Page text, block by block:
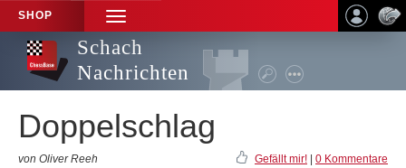
SHOP
TOGGLE
NAVIGATION
Schach
Nachrichten
Doppelschlag
von Oliver Reeh Gefällt mir! 0 Kommentare